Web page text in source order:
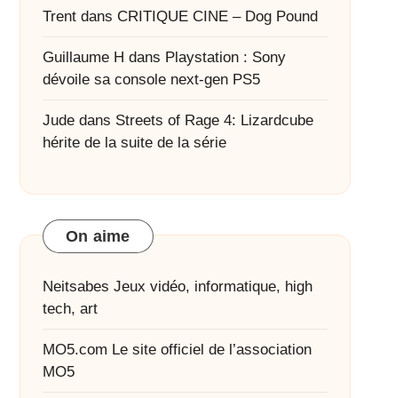
Trentdans CRITIQUE CINE – Dog Pound
Guillaume H dans Playstation : Sony
dévoile sa console next-gen PS5
Judedans Streets of Rage 4: Lizardcube
hérite de la suite de la série
On aime
Neitsabes Jeux vidéo, informatique, high
tech, art
MO5.com Le site officiel de l’association
MO5